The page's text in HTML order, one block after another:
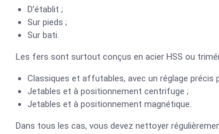
D’établit ;
Sur pieds ;
Sur bati.
Les fers sont surtout conçus en acier HSS ou
Classiques et affutables, avec un réglage précis
Jetables et à positionnement centrifuge ;
Jetables et à positionnement magnétique.
Dans tous les cas, vous devez nettoyer